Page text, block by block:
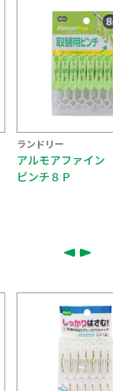
ランドリー
アルモアファイ
ガー２０Ｐ